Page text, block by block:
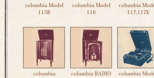
columbia Model
115B
columbia Model
116
columbia
117,117E
columbia
columbia RADIO
columbia